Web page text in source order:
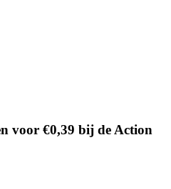
voor €0,39 bij de Action